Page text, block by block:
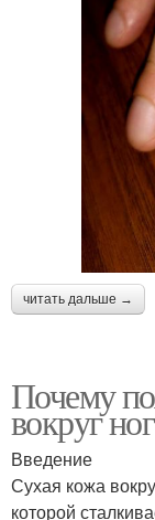
читать дальше →
Почему
вокруг
Введение
Сухая кожа
которой